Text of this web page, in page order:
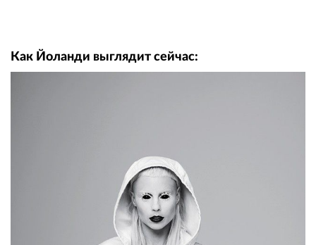
Как Йоланди выглядит сейчас: